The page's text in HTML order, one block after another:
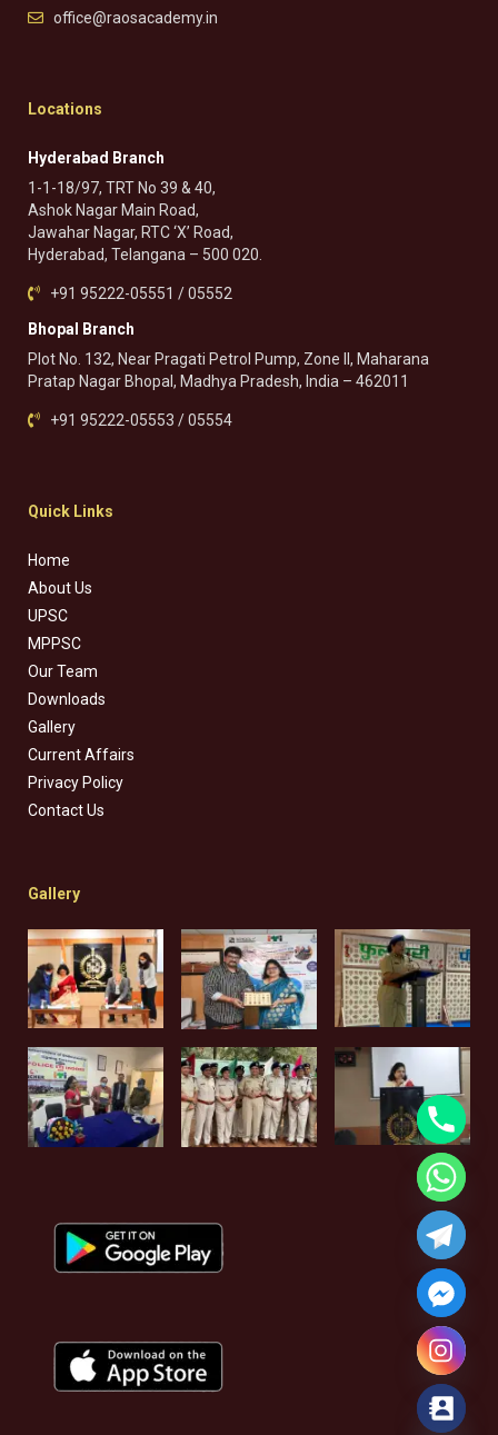
office@raosacademy.in
Locations
Hyderabad Branch
1-1-18/97, TRT No 39 & 40,
Ashok Nagar Main Road,
Jawahar Nagar, RTC ‘X’ Road,
Hyderabad, Telangana – 500 020.
+91 95222-05551 / 05552
Bhopal Branch
Plot No. 132, Near Pragati Petrol Pump, Zone II, Maharana
Pratap Nagar Bhopal, Madhya Pradesh, India – 462011
+91 95222-05553 / 05554
Quick Links
Home
About Us
UPSC
MPPSC
Our Team
Downloads
Gallery
Current Affairs
Privacy Policy
Contact Us
Gallery
Hide chaty